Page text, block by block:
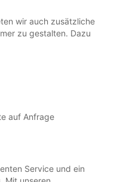
wir auch zusätzliche
zu gestalten. Dazu
auf Anfrage
Service und ein